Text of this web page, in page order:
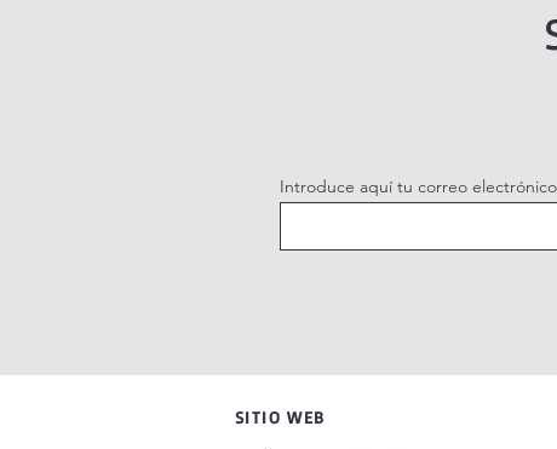
Introduce aquí tu correo electrónico
SITIO WEB